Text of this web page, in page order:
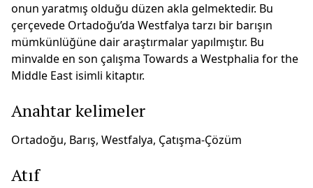
onun yaratmış olduğu düzen akla gelmektedir. Bu
çerçevede Ortadoğu’da Westfalya tarzı bir barışın
mümkünlüğüne dair araştırmalar yapılmıştır. Bu
minvalde en son çalışma Towards a Westphalia for the
Middle East isimli kitaptır.
Anahtar kelimeler
Ortadoğu, Barış, Westfalya, Çatışma-Çözüm
Atıf